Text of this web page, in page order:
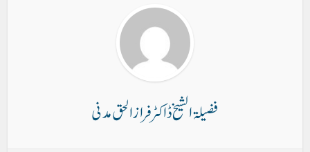
فضیلۃ الشیخ ڈاکٹر فراز الحق مدنی